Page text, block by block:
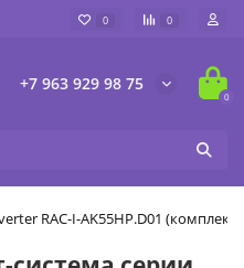
0 0
+7 963 929 98 75
0
RAC-I-AK55HP.D01 (комплект)